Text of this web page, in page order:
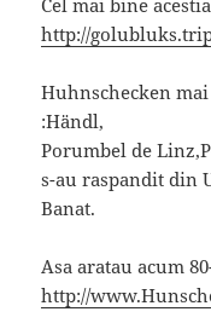
http://
Huhnschecken
:Händl,
Porumbel de
s-au raspandit din
Banat.
Asa aratau acum
http://